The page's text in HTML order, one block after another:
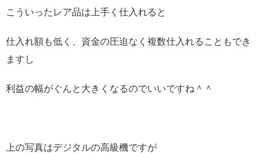
こういったレア品は上手く仕入れると
仕入れ額も低く、資金の圧迫なく複数仕入れることもでき
ますし
利益の幅がぐんと大きくなるのでいいですね＾＾
上の写真はデジタルの高級機ですが